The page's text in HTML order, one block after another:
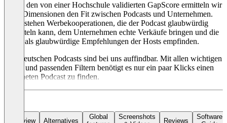
Durch den von einer Hochschule validierten GapScore ermitteln wir
auf 5 Dimensionen den Fit zwischen Podcasts und Unternehmen.
So entstehen Werbekooperationen, die der Podcast glaubwürdig
vermitteln kann, dem Unternehmen echte Verkäufe bringen und die
Hörer als glaubwürdige Empfehlungen der Hosts empfinden.
Alle deutschen Podcasts sind bei uns auffindbar. Mit allen wichtigen
Daten und passenden Filtern benötigt es nur ein paar Klicks einen
geeigneten Podcast zu finden.
Overview Alternatives
Global
Screenshots
Reviews
Software